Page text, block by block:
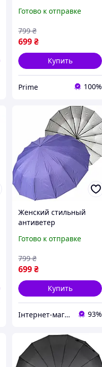
автомат прочный от
антишторм складной
на 16 спиц синий
prime
Готово к отправке
699₴
799 ₴
Купить
Prime 100%
Женский стильный
антиветер
автомат прочный от
антишторм складной
на 16 спиц светло-
фиолетовы
Готово к отправке
699₴
799 ₴
Купить
Інтернет-магазин Твій Вибір 93%